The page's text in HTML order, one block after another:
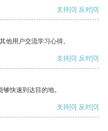
支持[0] 反对[0]
他用户交流学习心得。
支持[0] 反对[0]
快速到达目的地。
支持[0] 反对[0]